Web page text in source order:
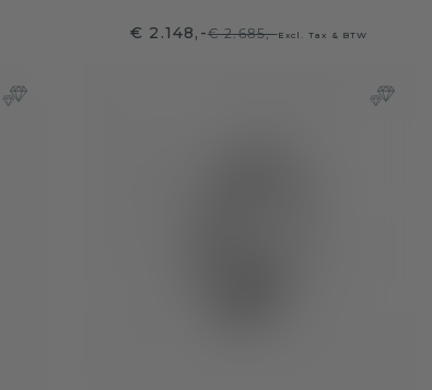
€ 2.148,-€ 2.685,-Excl. Tax & BTW